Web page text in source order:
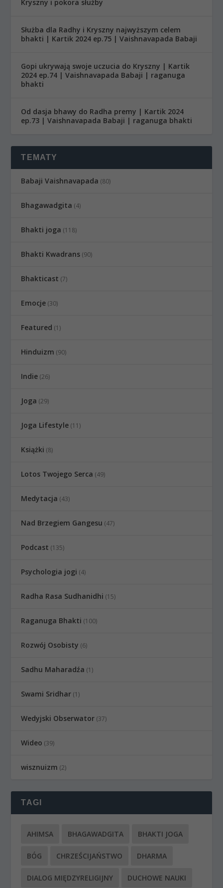
Kryszny i pokora służby
Służba dla Radhy i Kryszny najwyższym celem
bhakti | Kartik 2024 ep.75 | Vaishnavapada Babaji
Gopi ukrywają swoje uczucia do Kryszny | Kartik
2024 ep.74 | Vaishnavapada Babaji | raganuga
bhakti
Od dasja bhawy do Radha premy | Kartik 2024
ep.73 | Vaishnavapada Babaji | raganuga bhakti
TEMATY
Babaji Vaishnavapada (80)
Bhagawadgita (4)
Bhakti joga (118)
Bhakti Kwadrans (90)
Bhakticast (7)
Emocje (30)
Featured (1)
Hinduizm (90)
Indie (26)
Joga (29)
Joga Lifestyle (11)
Książki (8)
Lotos Twojego Serca (49)
Medytacja (43)
Nad Brzegiem Gangesu (47)
Podcast (135)
Psychologia jogi (4)
Radha Rasa Sudhanidhi (15)
Raganuga Bhakti (100)
Rozwój Osobisty (6)
Sadhu Maharadźa (1)
Swami Sridhar (1)
Wedyjski Obserwator (37)
Wideo (39)
wisznuizm (2)
TAGI
AHIMSA BHAGAWADGITA BHAKTI JOGA
BÓG CHRZEŚCIJAŃSTWO DHARMA
DIALOG MIĘDZYRELIGIJNY DUCHOWE NAUKI